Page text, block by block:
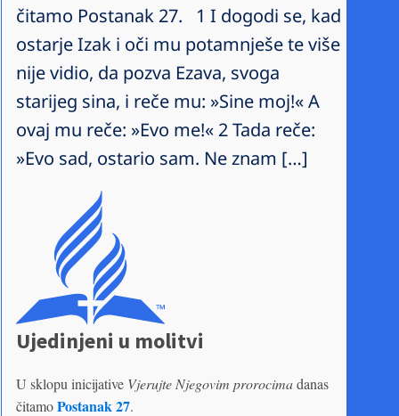
čitamo Postanak 27. 1 I dogodi se, kad
ostarje Izak i oči mu potamnješe te više
nije vidio, da pozva Ezava, svoga
starijeg sina, i reče mu: »Sine moj!« A
ovaj mu reče: »Evo me!« 2 Tada reče:
»Evo sad, ostario sam. Ne znam […]
Ujedinjeni u molitvi
U sklopu inicijative Vjerujte Njegovim prorocimadanas
čitamoPostanak 27.